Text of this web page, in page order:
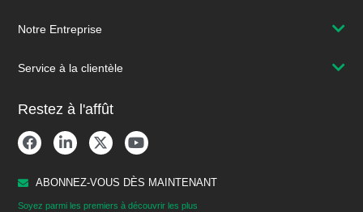
Notre Entreprise
Service à la clientèle
Restez à l'affût
ABONNEZ-VOUS DÈS MAINTENANT
Soyez parmi les premiers à découvrir les plus